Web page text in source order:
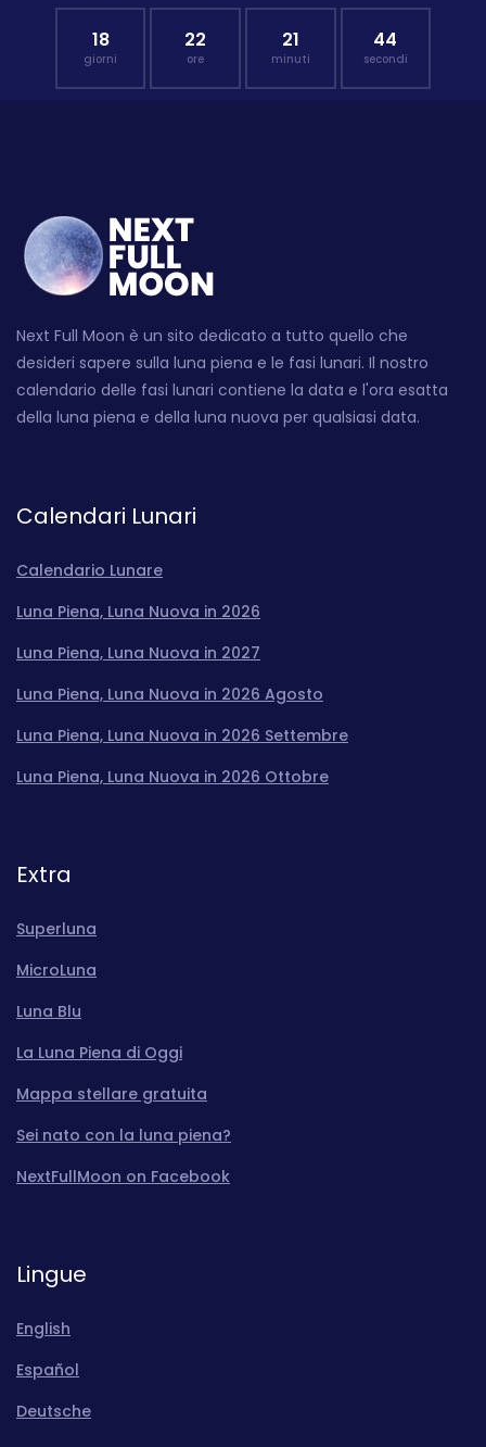
18
giorni
22
ore
21
minuti
43
secondi
Next Full Moon è un sito dedicato a tutto quello che
desideri sapere sulla luna piena e le fasi lunari. Il nostro
calendario delle fasi lunari contiene la data e l'ora esatta
della luna piena e della luna nuova per qualsiasi data.
Calendari Lunari
Calendario Lunare
Luna Piena, Luna Nuova in 2026
Luna Piena, Luna Nuova in 2027
Luna Piena, Luna Nuova in 2026 Agosto
Luna Piena, Luna Nuova in 2026 Settembre
Luna Piena, Luna Nuova in 2026 Ottobre
Extra
Superluna
MicroLuna
Luna Blu
La Luna Piena di Oggi
Mappa stellare gratuita
Sei nato con la luna piena?
NextFullMoon on Facebook
Lingue
English
Español
Deutsche